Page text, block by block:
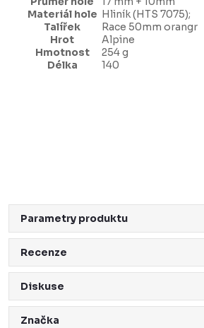
Materiál hole Hliník (HTS 7075);
Talířek
Race 50mm orangr
Hrot
Alpine
Hmotnost
254 g
Délka
140
Parametry produktu
Recenze
Diskuse
Značka